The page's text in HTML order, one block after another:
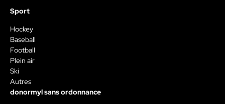
Sport
Hockey
Baseball
Football
Plein air
Ski
Autres
donormyl sans ordonnance